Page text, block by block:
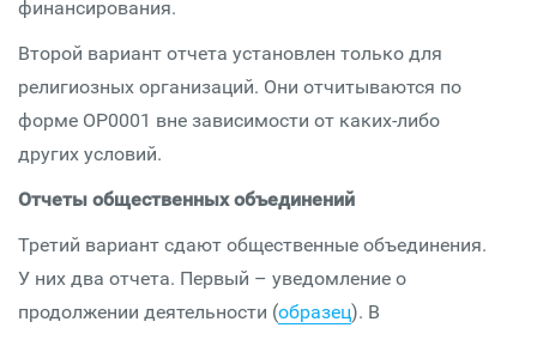
финансирования.
Второй вариант отчета установлен только для
религиозных организаций. Они отчитываются по
форме ОР0001 вне зависимости от каких-либо
других условий.
Отчеты общественных объединений
Третий вариант сдают общественные объединения.
У них два отчета. Первый – уведомление о
продолжении деятельности (образец). В